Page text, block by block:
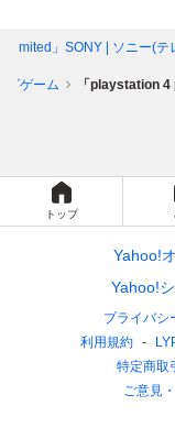
limited」SONY | ソニー(テ
ビゲーム 「playstation
トップ
Yahoo!
Yahoo!
プライバシ
利用規約
特定商取
ご意見